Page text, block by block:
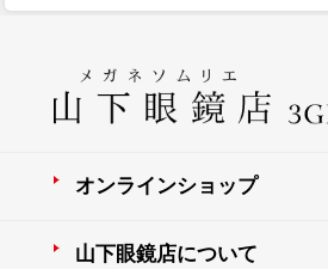
オンラインショップ
山下眼鏡店について